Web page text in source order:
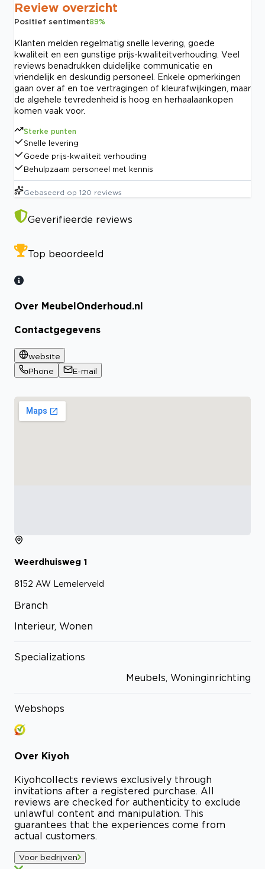
Review overzicht
Positief sentiment89%
Klanten melden regelmatig snelle levering, goede
kwaliteit en een gunstige prijs-kwaliteitverhouding. Veel
reviews benadrukken duidelijke communicatie en
vriendelijk en deskundig personeel. Enkele opmerkingen
gaan over af en toe vertragingen of kleurafwijkingen, maar
de algehele tevredenheid is hoog en herhaalaankopen
komen vaak voor.
Sterke punten
Snelle levering
Goede prijs-kwaliteit verhouding
Behulpzaam personeel met kennis
Gebaseerd op 120 reviews
Geverifieerde reviews
Top beoordeeld
Over MeubelOnderhoud.nl
Contactgegevens
website
Phone
E-mail
Weerdhuisweg 1
8152 AW Lemelerveld
Branch
Interieur, Wonen
Specializations
Meubels, Woninginrichting
Webshops
Over Kiyoh
Kiyohcollects reviews exclusively through
invitations after a registered purchase. All
reviews are checked for authenticity to exclude
unlawful content and manipulation. This
guarantees that the experiences come from
actual customers.
Voor bedrijven